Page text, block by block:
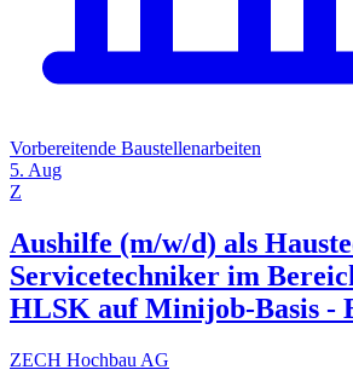
Vorbereitende Baustellenarbeiten
5. Aug
Z
Aushilfe (m/w/d) als
Servicetechniker im
HLSK auf Minijob-Basis -
ZECH Hochbau AG